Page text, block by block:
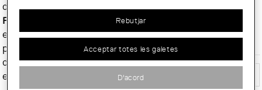
Sala
Lloc: Barcelona
del COAC. L'arquitecte
Franscesc Labastida
expert en instal·lacions,
parlarà sobre els criteris
d'aplicació del Codi Tècnic
en edificis existents.
Rebutjar
Acceptar totes les galetes
D'acord